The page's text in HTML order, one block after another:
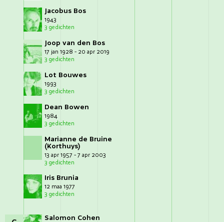
Jacobus Bos
1943
3 gedichten
Joop van den Bos
17 jan 1928 - 20 apr 2019
3 gedichten
Lot Bouwes
1993
3 gedichten
Dean Bowen
1984
3 gedichten
Marianne de Bruine
(Korthuys)
13 apr 1957 - 7 apr 2003
3 gedichten
Iris Brunia
12 maa 1977
3 gedichten
Salomon Cohen